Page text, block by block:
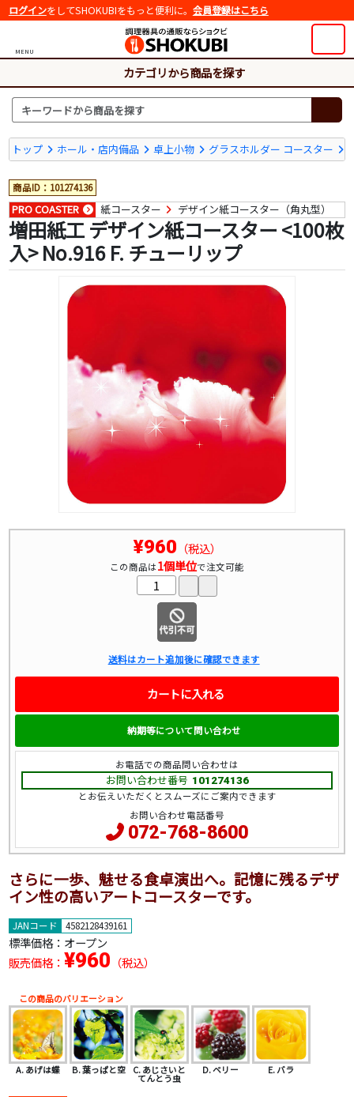
ログインをしてSHOKUBIをもっと便利に。 会員登録はこちら
MENU
カテゴリから商品を探す
トップ ホール・店内備品 卓上小物 グラスホルダー コースター
商品ID：101274136
PRO COASTER 紙コースター デザイン紙コースター（角丸型）
増田紙工 デザイン紙コースター <100枚
入> No.916 F. チューリップ
さらに一歩、魅せる食卓演出へ。記憶に残るデザ
イン性の高いアートコースターです。
JANコード 4582128439161
標準価格： オープン
販売価格： ¥960 （税込）
この商品のバリエーション
A. あげは蝶 B. 葉っぱと空 C. あじさいと
てんとう虫
D. ベリー E. バラ
¥960 （税込）
この商品は1個単位で注文可能
送料はカート追加後に確認できます
カートに入れる
納期等について問い合わせ
お電話での商品問い合わせは
お問い合わせ番号 101274136
とお伝えいただくとスムーズにご案内できます
お問い合わせ電話番号
072-768-8600